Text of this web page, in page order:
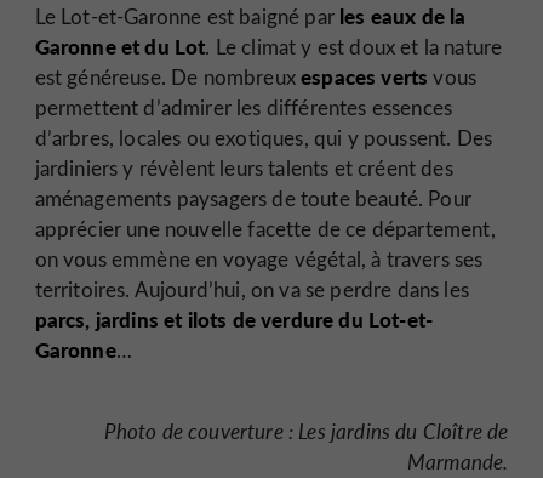
Le Lot-et-Garonne est baigné par les eaux de la
Garonne et du Lot. Le climat y est doux et la nature
est généreuse. De nombreuxespaces verts vous
permettent d’admirer les différentes essences
d’arbres, locales ou exotiques, qui y poussent. Des
jardiniers y révèlent leurs talents et créent des
aménagements paysagers de toute beauté. Pour
apprécier une nouvelle facette de ce département,
on vous emmène en voyage végétal, à travers ses
territoires. Aujourd’hui, on va se perdre dans les
parcs, jardins et ilots de verdure du Lot-et-
Garonne…
Photo de couverture : Les jardins du Cloître de
Marmande.